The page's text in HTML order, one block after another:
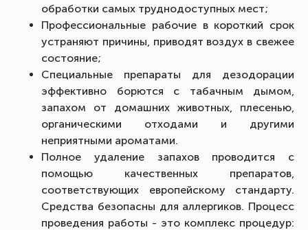
обработки самых труднодоступных мест;
Профессиональные рабочие в короткий срок
устраняют причины, приводят воздух в свежее
состояние;
Специальные препараты для дезодорации
эффективно борются с табачным дымом,
запахом от домашних животных, плесенью,
органическими отходами и другими
неприятными ароматами.
Полное удаление запахов проводится с
помощью качественных препаратов,
соответствующих европейскому стандарту.
Средства безопасны для аллергиков. Процесс
проведения работы - это комплекс процедур: